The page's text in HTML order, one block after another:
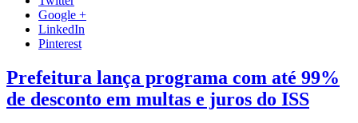
Google +
LinkedIn
Pinterest
Prefeitura lança programa com até 99%
de desconto em multas e juros do ISS